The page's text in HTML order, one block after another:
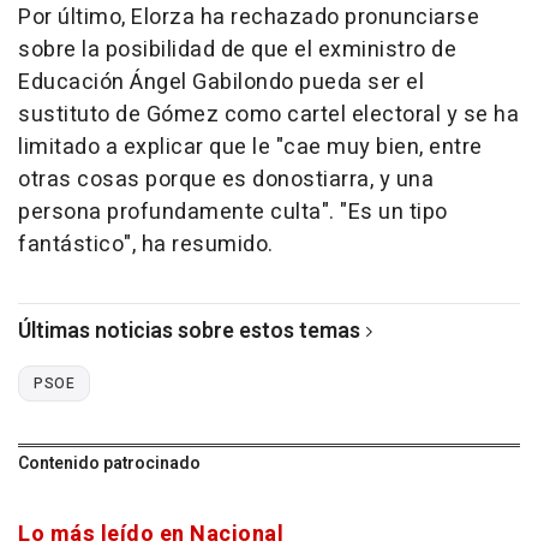
Por último, Elorza ha rechazado pronunciarse
sobre la posibilidad de que el exministro de
Educación Ángel Gabilondo pueda ser el
sustituto de Gómez como cartel electoral y se ha
limitado a explicar que le "cae muy bien, entre
otras cosas porque es donostiarra, y una
persona profundamente culta". "Es un tipo
fantástico", ha resumido.
Últimas noticias sobre estos temas
PSOE
Contenido patrocinado
Lo más leído en Nacional